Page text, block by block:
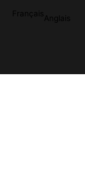
FrançaisAnglais